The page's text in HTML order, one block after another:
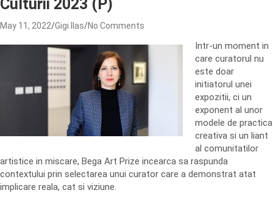
Culturii 2023 (P)
May 11, 2022 Gigi Ilas No Comments
Intr-un moment in
care curatorul nu
este doar
initiatorul unei
expozitii, ci un
exponent al unor
modele de practica
creativa si un liant
al comunitatilor
artistice in miscare, Bega Art Prize incearca sa raspunda
contextului prin selectarea unui curator care a demonstrat atat
implicare reala, cat si viziune.